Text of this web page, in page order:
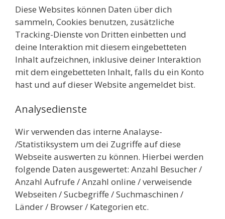
Diese Websites können Daten über dich
sammeln, Cookies benutzen, zusätzliche
Tracking-Dienste von Dritten einbetten und
deine Interaktion mit diesem eingebetteten
Inhalt aufzeichnen, inklusive deiner Interaktion
mit dem eingebetteten Inhalt, falls du ein Konto
hast und auf dieser Website angemeldet bist.
Analysedienste
Wir verwenden das interne Analayse-
/Statistiksystem um dei Zugriffe auf diese
Webseite auswerten zu können. Hierbei werden
folgende Daten ausgewertet: Anzahl Besucher /
Anzahl Aufrufe / Anzahl online / verweisende
Webseiten / Sucbegriffe / Suchmaschinen /
Länder / Browser / Kategorien etc.